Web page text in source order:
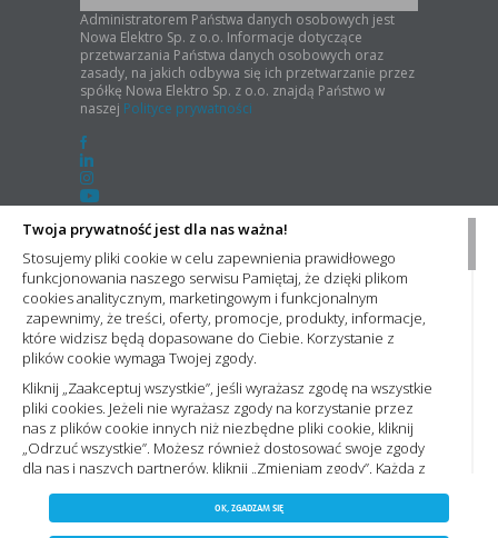
Twoja prywatność jest dla nas ważna!
Stosujemy pliki cookie w celu zapewnienia prawidłowego
funkcjonowania naszego serwisu Pamiętaj, że dzięki plikom
cookies analitycznym, marketingowym i funkcjonalnym
zapewnimy, że treści, oferty, promocje, produkty, informacje,
które widzisz będą dopasowane do Ciebie. Korzystanie z
plików cookie wymaga Twojej zgody.
Kliknij „Zaakceptuj wszystkie”, jeśli wyrażasz zgodę na wszystkie
pliki cookies. Jeżeli nie wyrażasz zgody na korzystanie przez
nas z plików cookie innych niż niezbędne pliki cookie, kliknij
„Odrzuć wszystkie”. Możesz również dostosować swoje zgody
dla nas i naszych partnerów, kliknij „Zmieniam zgody”. Każdą z
zmieniając wybrane ustawienia. Więcej informacji znajdziesz
Polityce prywatności,. Korzystanie z plików cookie we
OK, ZGADZAM SIĘ
ZAPISZ WYBRANE
Administratorem Państwa danych osobowych jest
Nowa Elektro Sp. z o.o. Informacje dotyczące
przetwarzania Państwa danych osobowych oraz
zasady, na jakich odbywa się ich przetwarzanie przez
spółkę Nowa Elektro Sp. z o.o. znajdą Państwo w
naszej Polityce prywatności
Newsletter
Chcesz otrzymywać informacje o promocjach, nowościach wpisz adres e-mail:
Administratorem Państwa danych osobowych jest Nowa Elektro Sp. z o.o. Informacje dotyczące przetwarzania
Państwa danych osobowych oraz zasady, na jakich odbywa się ich przetwarzanie przez spółkę Nowa Elektro Sp.
z o.o. znajdą Państwo w naszejPolityce prywatności
Należymy do